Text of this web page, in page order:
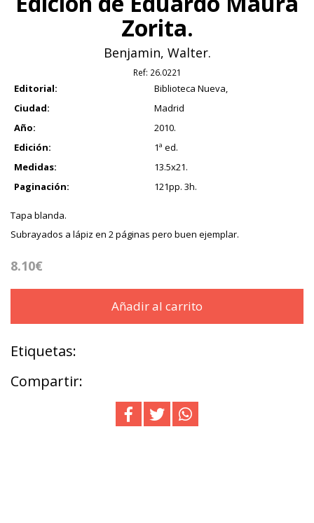
Zorita.
Benjamin, Walter.
Ref: 26.0221
Editorial:
Biblioteca Nueva,
Ciudad:
Madrid
Año:
2010.
Edición:
1ª ed.
Medidas:
13.5x21.
Paginación:
121pp. 3h.
Tapa blanda.
Subrayados a lápiz en 2 páginas pero buen ejemplar.
8.10€
Añadir al carrito
Etiquetas:
Compartir: